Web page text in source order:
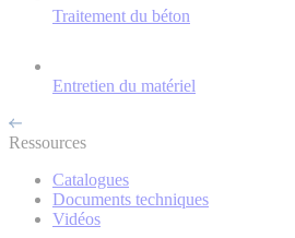
Traitement du béton
Entretien du matériel
Ressources
Catalogues
Documents techniques
Vidéos